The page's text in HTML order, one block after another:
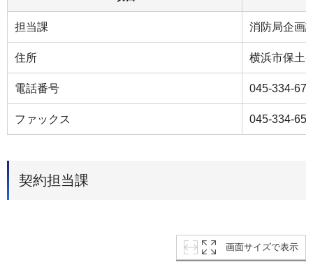
担当課 消防局企画
住所 横浜市保土
電話番号 045-334-
ファックス 045-334-
契約担当課
画面サイズで表示